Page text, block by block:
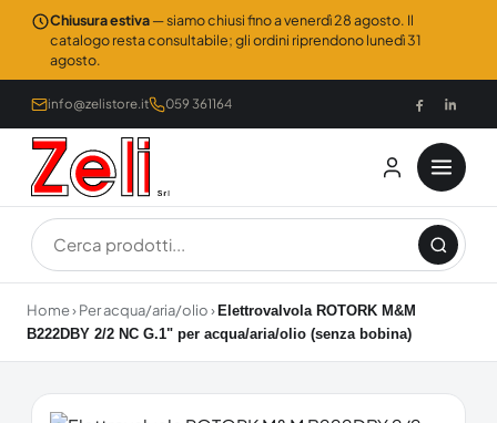
Chiusura estiva— siamo chiusi fino a venerdì 28 agosto. Il
catalogo resta consultabile; gli ordini riprendono lunedì 31
agosto.
info@zelistore.it 059 361164
Home›Per acqua/aria/olio› Elettrovalvola ROTORK M&M
B222DBY 2/2 NC G.1" per acqua/aria/olio (senza bobina)